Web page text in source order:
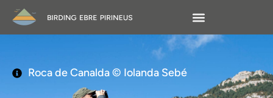
Roca de Canalda © Iolanda Sebé